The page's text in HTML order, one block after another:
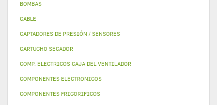
BOMBAS
CABLE
CAPTADORES DE PRESIÓN / SENSORES
CARTUCHO SECADOR
COMP. ELECTRICOS CAJA DEL VENTILADOR
COMPONENTES ELECTRONICOS
COMPONENTES FRIGORIFICOS